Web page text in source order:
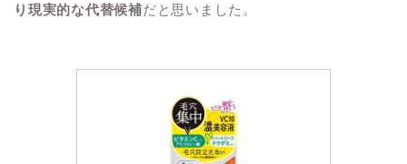
り現実的な代替候補だと思いました。